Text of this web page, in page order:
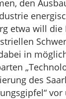
den
etwa will die
in
des